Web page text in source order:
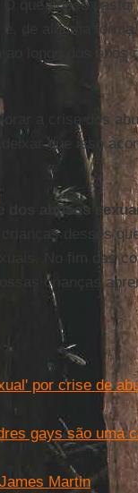
que nosso pastor
é, de alguma
longo dos anos
a crise dos
que isso
dos abusos
desses
No fim das
crianças
por crise de
gays são uma
Martin